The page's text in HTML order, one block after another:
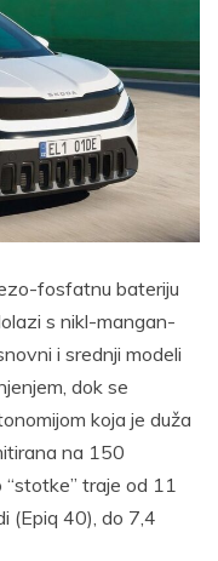
fosfatnu bateriju
s nikl-mangan-
i srednji modeli
dok se
koja je duža
na 150
traje od 11
(Epiq 40), do 7,4